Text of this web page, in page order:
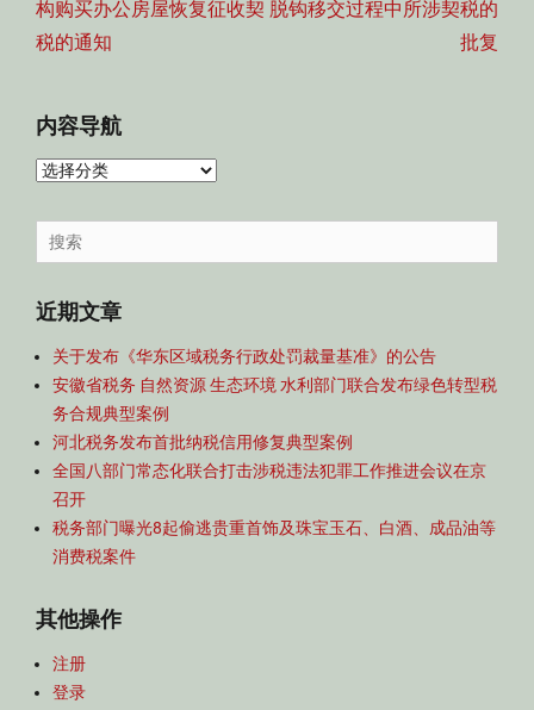
构购买办公房屋恢复征收契
税的通知
脱钩移交过程中所涉契税的
批复
内容导航
内
导
航
Search
for:
近期文章
关于发布《华东区域税务行政处罚裁量基准》的公告
安徽省税务 自然资源 生态环境 水利部门联合发布绿色转型税
务合规典型案例
河北税务发布首批纳税信用修复典型案例
全国八部门常态化联合打击涉税违法犯罪工作推进会议在京
召开
税务部门曝光8起偷逃贵重首饰及珠宝玉石、白酒、成品油等
消费税案件
其他操作
注册
登录